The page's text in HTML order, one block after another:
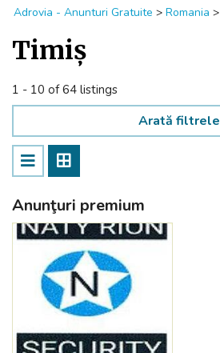
Adrovia - Anunturi Gratuite > Romania >
Timiş
1 - 10 of 64 listings
Arată filtrele
Anunţuri premium